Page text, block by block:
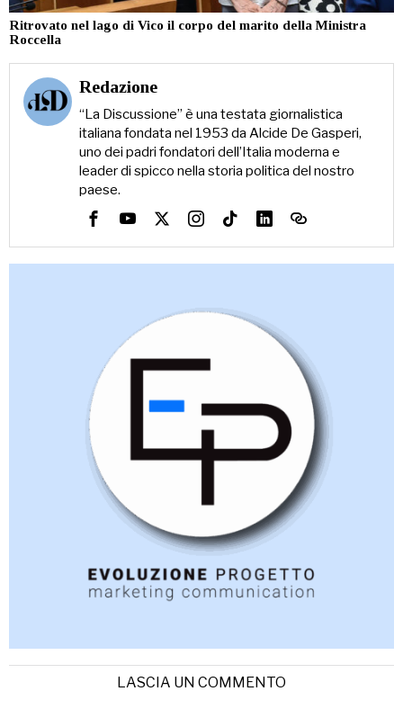
Ritrovato nel lago di Vico il corpo del marito della Ministra
Roccella
Redazione
“La Discussione” è una testata giornalistica
italiana fondata nel 1953 da Alcide De Gasperi,
uno dei padri fondatori dell’Italia moderna e
leader di spicco nella storia politica del nostro
paese.
LASCIA UN COMMENTO